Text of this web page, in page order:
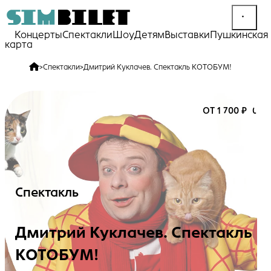
КонцертыСпектакли ШоуДетямВыставкиПушкинская
карта
>Спектакли>Дмитрий Куклачев. Спектакль КОТОБУМ!
ОТ 1 700 ₽ 0+
Спектакль
Дмитрий Куклачев. Спектакль
КОТОБУМ!